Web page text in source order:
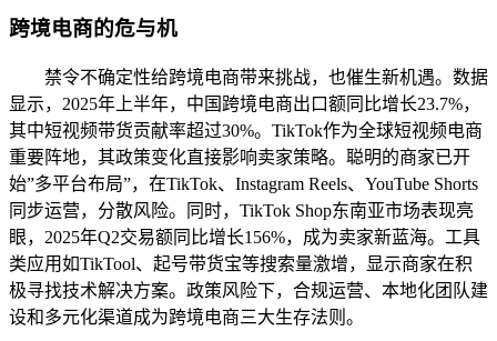
跨境电商的危与机
禁令不确定性给跨境电商带来挑战，也催生新机遇。数据
显示，2025年上半年，中国跨境电商出口额同比增长23.7%，
其中短视频带货贡献率超过30%。TikTok作为全球短视频电商
重要阵地，其政策变化直接影响卖家策略。聪明的商家已开
始”多平台布局”，在TikTok、Instagram Reels、YouTube Shorts
同步运营，分散风险。同时，TikTok Shop东南亚市场表现亮
眼，2025年Q2交易额同比增长156%，成为卖家新蓝海。工具
类应用如TikTool、起号带货宝等搜索量激增，显示商家在积
极寻找技术解决方案。政策风险下，合规运营、本地化团队建
设和多元化渠道成为跨境电商三大生存法则。